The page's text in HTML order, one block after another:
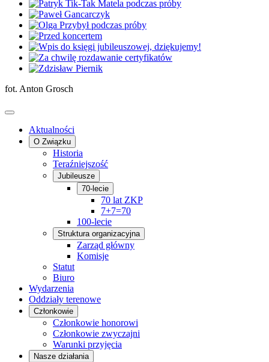
fot. Anton Grosch
Aktualności
O Związku
Historia
Teraźniejszość
Jubileusze
70-lecie
70 lat ZKP
7+7=70
100-lecie
Struktura organizacyjna
Zarząd główny
Komisje
Statut
Biuro
Wydarzenia
Oddziały terenowe
Członkowie
Członkowie honorowi
Członkowie zwyczajni
Warunki przyjęcia
Nasze działania